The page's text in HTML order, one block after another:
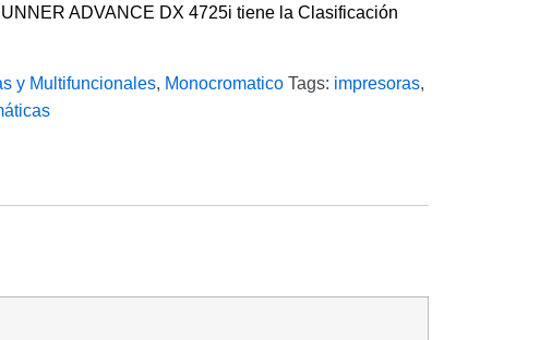
ADVANCE DX 4725i tiene la Clasificación
y Multifuncionales, Monocromatico Tags: impresoras,